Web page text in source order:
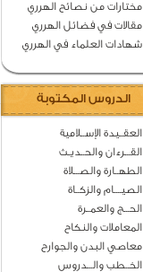
مختارات من نصائح الهرري
مقالات في فضائل الهرري
شهادات العلماء في الهرري
الدروس المكتوبة
العقــيدة الإســلامية
القـــرءان والحــديـث
الطهــارة والصـــلاة
الصيــــام والزكــاة
الحـــج والعمــرة
المعاملات والنكاح
معاصي البدن والجوارح
الخــطب والـــدروس